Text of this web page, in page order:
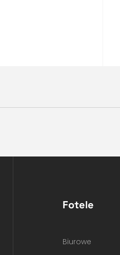
Fotele
Biurowe